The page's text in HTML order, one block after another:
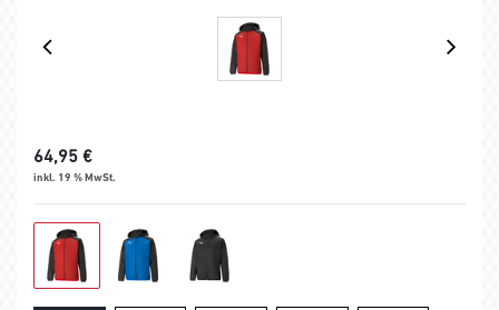
64,95 €
inkl. 19 % MwSt.